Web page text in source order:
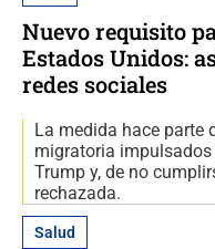
Nuevo requisito
Estados Unidos:
redes sociales
La medida hace parte
migratoria
Trump y, de no
rechazada.
Salud